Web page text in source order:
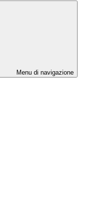
Menu di navigazione